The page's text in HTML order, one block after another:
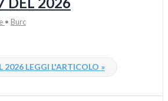
• Burc
2026 LEGGI L'ARTICOLO »